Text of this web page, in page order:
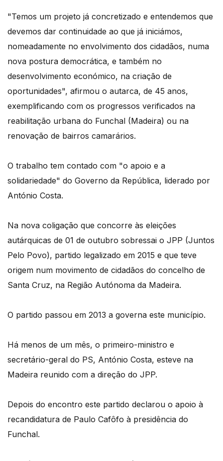
"Temos um projeto já concretizado e entendemos que
devemos dar continuidade ao que já iniciámos,
nomeadamente no envolvimento dos cidadãos, numa
nova postura democrática, e também no
desenvolvimento económico, na criação de
oportunidades", afirmou o autarca, de 45 anos,
exemplificando com os progressos verificados na
reabilitação urbana do Funchal (Madeira) ou na
renovação de bairros camarários.
O trabalho tem contado com "o apoio e a
solidariedade" do Governo da República, liderado por
António Costa.
Na nova coligação que concorre às eleições
autárquicas de 01 de outubro sobressai o JPP (Juntos
Pelo Povo), partido legalizado em 2015 e que teve
origem num movimento de cidadãos do concelho de
Santa Cruz, na Região Autónoma da Madeira.
O partido passou em 2013 a governa este município.
Há menos de um mês, o primeiro-ministro e
secretário-geral do PS, António Costa, esteve na
Madeira reunido com a direção do JPP.
Depois do encontro este partido declarou o apoio à
recandidatura de Paulo Cafôfo à presidência do
Funchal.